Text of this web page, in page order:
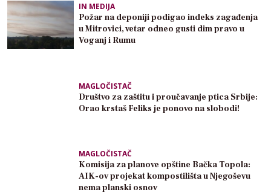
IN MEDIJA
Požar na deponiji podigao indeks zagađenja
u Mitrovici, vetar odneo gusti dim pravo u
Voganj i Rumu
MAGLOČISTAČ
Društvo za zaštitu i proučavanje ptica Srbije:
Orao krstaš Feliks je ponovo na slobodi!
MAGLOČISTAČ
Komisija za planove opštine Bačka Topola:
AIK-ov projekat kompostilišta u Njegoševu
nema planski osnov